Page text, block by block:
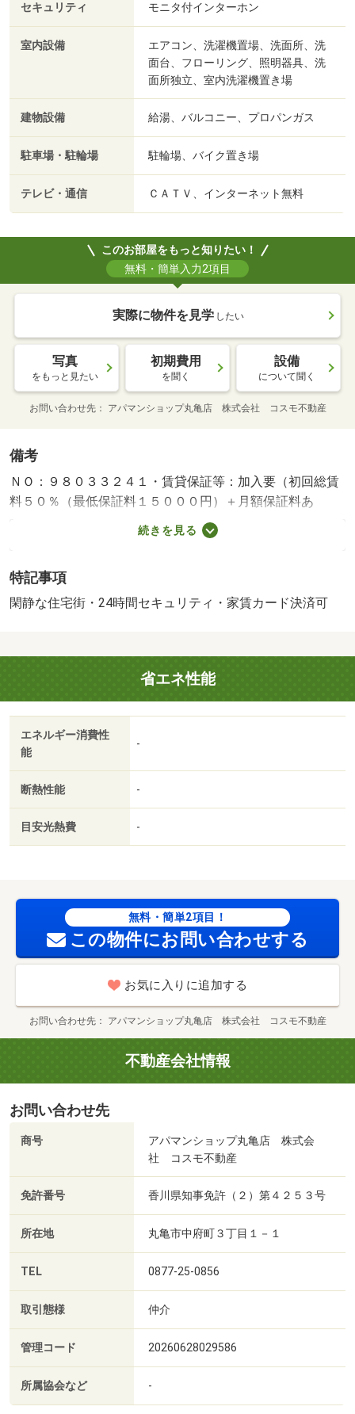
セキュリティ モニタ付インターホン
室内設備
エアコン、洗濯機置場、洗面所、洗
面台、フローリング、照明器具、洗
面所独立、室内洗濯機置き場
建物設備 給湯、バルコニー、プロパンガス
駐車場・駐輪場 駐輪場、バイク置き場
テレビ・通信 ＣＡＴＶ、インターネット無料
このお部屋をもっと知りたい！
無料・簡単入力2項目
実際に物件を見学 したい
写真
をもっと見たい
初期費用
を聞く
設備
について聞く
お問い合わせ先 アパマンショップ丸亀店 株式会社 コスモ不動産
備考
ＮＯ：９８０３３２４１・賃貸保証等：加入要（初回総賃
料５０％（最低保証料１５０００円）＋月額保証料あ
り）・ウォークインクローゼットがあるので収納がたくさ
ん出来ますね☆彡ザグザグ宇多津店まで徒歩１５分♪はま
＾）／・バイク置場：有・駐輪場：有/鍵交換費（課税対
象） 22000円/クリーニング費（課税対象） 33000円/エア
続きを見る
特記事項
閑静な住宅街・24時間セキュリティ・家賃カード決済可
省エネ性能
エネルギー消費性
能
-
断熱性能 -
目安光熱費 -
無料・簡単2項目！
この物件にお問い合わせする
お気に入りに追加する
お問い合わせ先 アパマンショップ丸亀店 株式会社 コスモ不動産
不動産会社情報
お問い合わせ先
商号
アパマンショップ丸亀店 株式会
社 コスモ不動産
免許番号 香川県知事免許（２）第４２５３号
所在地 丸亀市中府町３丁目１－１
TEL 0877-25-0856
取引態様 仲介
管理コード 20260628029586
所属協会など -